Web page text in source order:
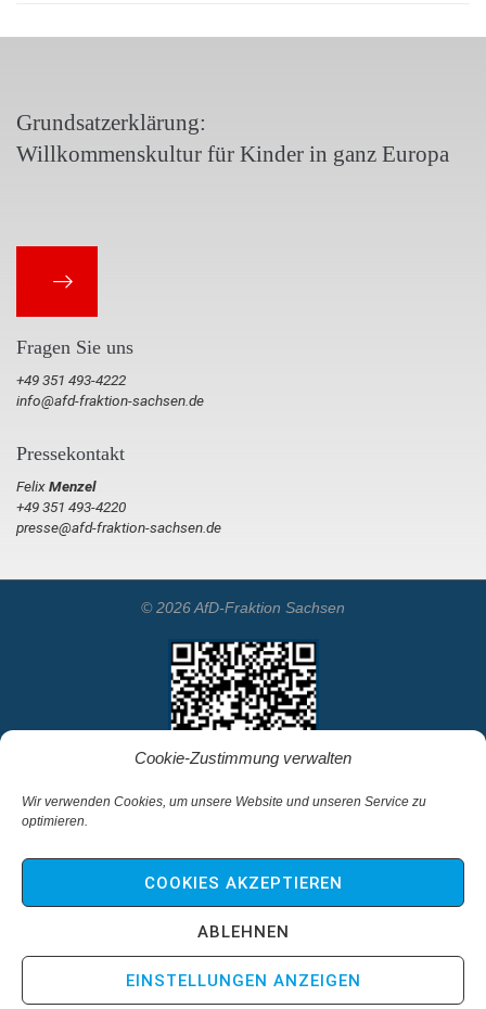
Cookie-Zustimmung verwalten
Wir verwenden Cookies, um unsere Website und unseren Service zu
optimieren.
COOKIES AKZEPTIEREN
ABLEHNEN
EINSTELLUNGEN ANZEIGEN
Grundsatzerklärung:
Willkommenskultur für Kinder in ganz Europa
Fragen Sie uns
+49 351 493-4222
info@afd-fraktion-sachsen.de
Pressekontakt
FelixMenzel
+49 351 493-4220
presse@afd-fraktion-sachsen.de
© 2026 AfD-Fraktion Sachsen
Startseite
Kontakt
Impressum & Haftungsausschluss
Datenschutz